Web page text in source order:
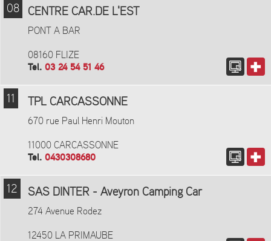
08 CENTRE CAR.DE L'EST
PONT A BAR
08160 FLIZE
Tel. 03 24 54 51 46
11 TPL CARCASSONNE
670 rue Paul Henri Mouton
11000 CARCASSONNE
Tel. 0430308680
12 SAS DINTER - Aveyron Camping Car
274 Avenue Rodez
12450 LA PRIMAUBE